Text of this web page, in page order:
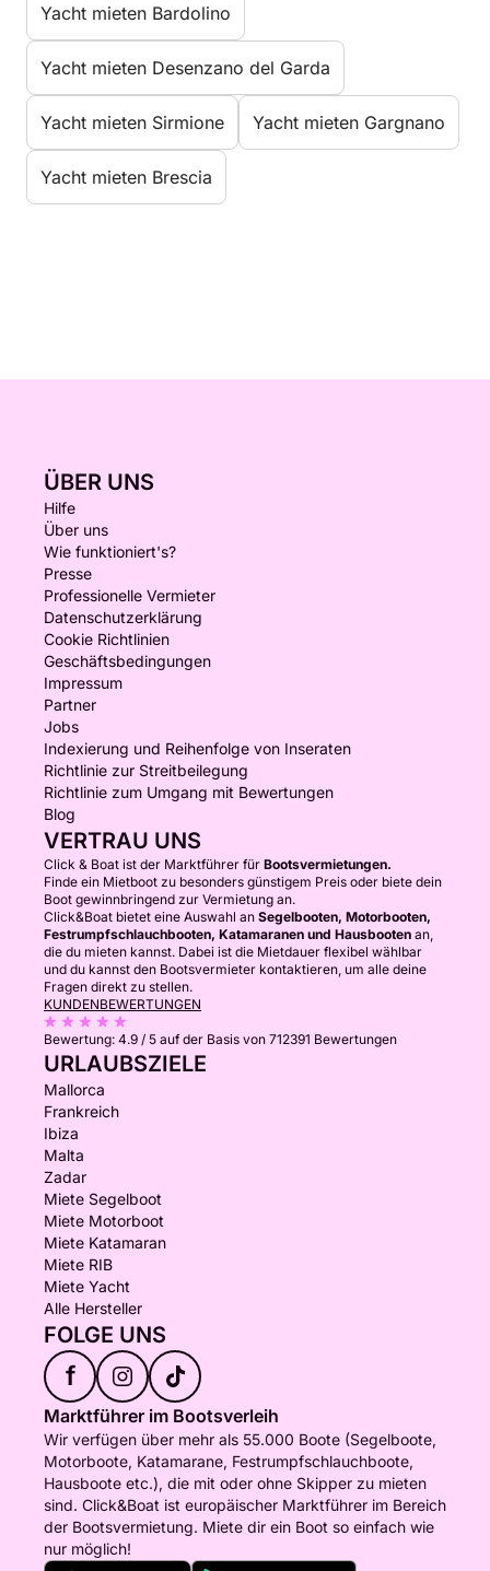
Yacht mieten Bardolino
Yacht mieten Desenzano del Garda
Yacht mieten Sirmione Yacht mieten Gargnano
Yacht mieten Brescia
ÜBER UNS
Hilfe
Über uns
Wie funktioniert's?
Presse
Professionelle Vermieter
Datenschutzerklärung
Cookie Richtlinien
Geschäftsbedingungen
Impressum
Partner
Jobs
Indexierung und Reihenfolge von Inseraten
Richtlinie zur Streitbeilegung
Richtlinie zum Umgang mit Bewertungen
Blog
VERTRAU UNS
Click & Boat ist der Marktführer für Bootsvermietungen.
Finde ein Mietboot zu besonders günstigem Preis oder biete dein
Boot gewinnbringend zur Vermietung an.
Click&Boat bietet eine Auswahl an Segelbooten, Motorbooten,
Festrumpfschlauchbooten, Katamaranen und Hausbooten an,
die du mieten kannst. Dabei ist die Mietdauer flexibel wählbar
und du kannst den Bootsvermieter kontaktieren, um alle deine
Fragen direkt zu stellen.
KUNDENBEWERTUNGEN
Bewertung: 4.9 / 5 auf der Basis von 712391 Bewertungen
URLAUBSZIELE
Mallorca
Frankreich
Ibiza
Malta
Zadar
Miete Segelboot
Miete Motorboot
Miete Katamaran
Miete RIB
Miete Yacht
Alle Hersteller
FOLGE UNS
f
Marktführer im Bootsverleih
Wir verfügen über mehr als 55.000 Boote (Segelboote,
Motorboote, Katamarane, Festrumpfschlauchboote,
Hausboote etc.), die mit oder ohne Skipper zu mieten
sind. Click&Boat ist europäischer Marktführer im Bereich
der Bootsvermietung. Miete dir ein Boot so einfach wie
nur möglich!